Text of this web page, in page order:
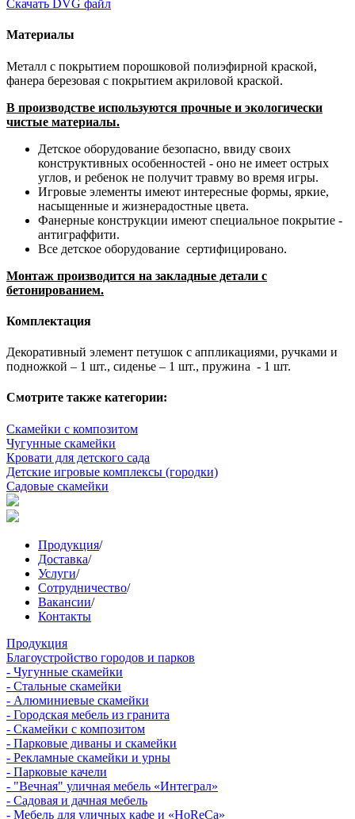
Скачать DVG файл
Материалы
Металл с покрытием порошковой полиэфирной краской,
фанера березовая с покрытием акриловой краской.
В производстве используются прочные и экологически
чистые материалы.
Детское оборудование безопасно, ввиду своих
конструктивных особенностей - оно не имеет острых
углов, и ребенок не получит травму во время игры.
Игровые элементы имеют интересные формы, яркие,
насыщенные и жизнерадостные цвета.
Фанерные конструкции имеют специальное покрытие -
антиграффити. ​
Все детское оборудование сертифицировано.
Монтаж производится на закладные детали с
бетонированием.
Комплектация
Декоративный элемент петушок с аппликациями, ручками и
подножкой – 1 шт., сиденье – 1 шт., пружина - 1 шт.
Смотрите также категории:
Скамейки с композитом
Чугунные скамейки
Кровати для детского сада
Детские игровые комплексы (городки)
Садовые скамейки
Продукция/
Доставка/
Услуги/
Сотрудничество/
Вакансии/
Контакты
Продукция
Благоустройство городов и парков
- Чугунные скамейки
- Стальные скамейки
- Алюминиевые скамейки
- Городская мебель из гранита
- Скамейки с композитом
- Парковые диваны и скамейки
- Рекламные скамейки и урны
- Парковые качели
- "Вечная" уличная мебель «Интеграл»
- Садовая и дачная мебель
- Мебель для уличных кафе и «HoReCa»